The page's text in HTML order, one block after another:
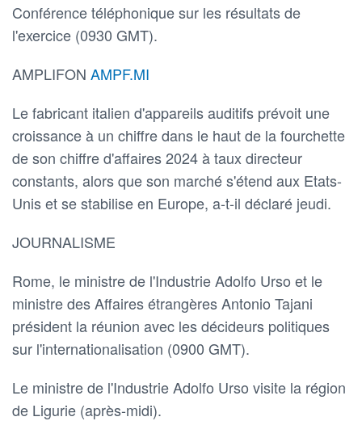
Conférence téléphonique sur les résultats de
l'exercice (0930 GMT).
AMPLIFON AMPF.MI
Le fabricant italien d'appareils auditifs prévoit une
croissance à un chiffre dans le haut de la fourchette
de son chiffre d'affaires 2024 à taux directeur
constants, alors que son marché s'étend aux Etats-
Unis et se stabilise en Europe, a-t-il déclaré jeudi.
JOURNALISME
Rome, le ministre de l'Industrie Adolfo Urso et le
ministre des Affaires étrangères Antonio Tajani
président la réunion avec les décideurs politiques
sur l'internationalisation (0900 GMT).
Le ministre de l'Industrie Adolfo Urso visite la région
de Ligurie (après-midi).